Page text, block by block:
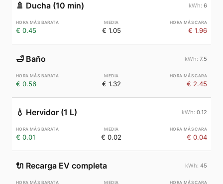
🚿 Ducha (10 min) 6
€ 0.45 € 1.05 € 1.96
🛁 Baño 7.5
€ 0.56 € 1.32 € 2.45
💧 Hervidor (1 L) 0.12
€ 0.01 € 0.02 € 0.04
🔌 Recarga EV completa 45